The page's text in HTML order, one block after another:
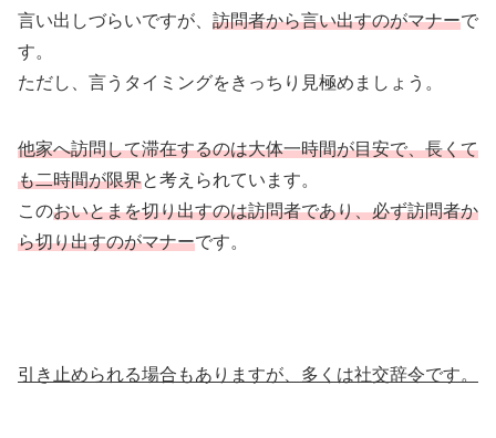
言い出しづらいですが、 訪問者から言い出すのがマナーで
す。
ただし、言うタイミングをきっちり見極めましょう。
他家へ訪問して滞在するのは大体一時間が目安で、長くて
も二時間が限界と考えられています。
このおいとまを切り出すのは訪問者であり、必ず訪問者か
ら切り出すのがマナーです。
引き止められる場合もありますが、多くは社交辞令です。